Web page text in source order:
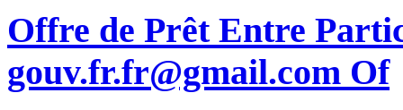
Offre de Prêt Entre
gouv.fr.fr@gmail.com Of